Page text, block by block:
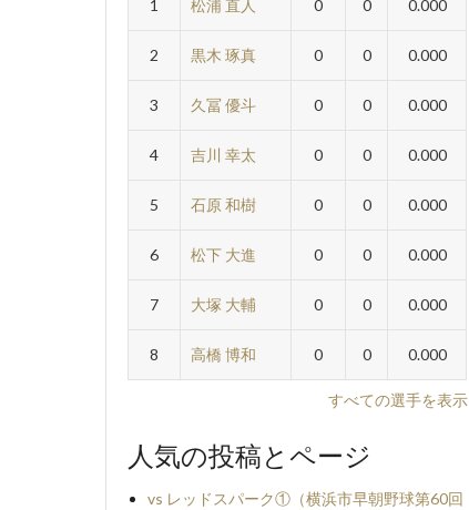
1 松浦 直人 0 0 0.000
2 黒木 琢真 0 0 0.000
3 久冨 優斗 0 0 0.000
4 吉川 幸太 0 0 0.000
5 石原 和樹 0 0 0.000
6 松下 大進 0 0 0.000
7 大塚 大輔 0 0 0.000
8 高橋 博和 0 0 0.000
すべての選手を表示
人気の投稿とページ
vs レッドスパーク①（横浜市早朝野球第60回